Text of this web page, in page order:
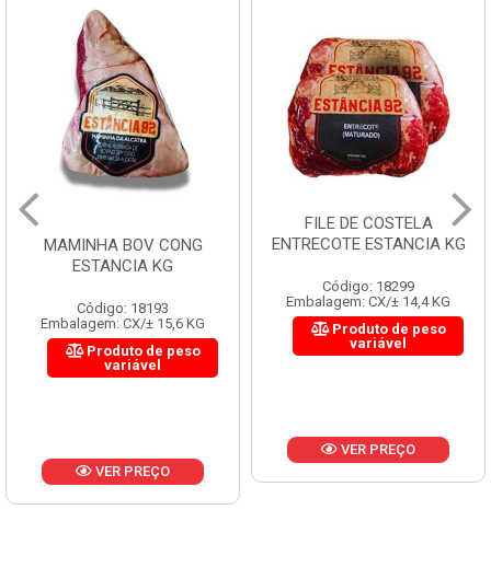
MAMINHA BOV CONG
ESTANCIA KG
Código: 18193
Embalagem: CX/± 15,6 KG
Produto de peso
variável
VER PREÇO
FILE DE COSTELA
ENTRECOTE ESTANCIA KG
Código: 18299
Embalagem: CX/± 14,4 KG
Produto de peso
variável
VER PREÇO